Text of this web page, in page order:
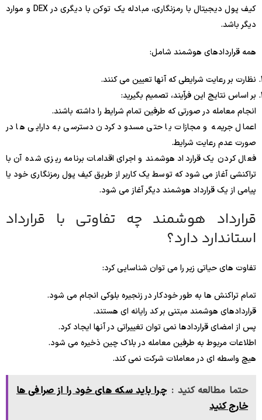
کیف پول دیجیتال با رمزنگاری، مبادله یک توکن با دیگری در DEX و موارد
دیگر باشد.
همه قراردادهای هوشمند شامل:
نظارت بر رعایت شرایطی که آنها تعیین می کنند.
بر اساس نتایج این فرآیند، تصمیم بگیرید:
انجام معامله در صورتی که طرفین تمام شرایط را داشته باشند.
اعمال جریمه و مجازات یا حتی مسدود کردن دسترسی به دارایی ها در
صورت عدم رعایت شرایط.
فعال کردن یک قرارداد هوشمند و اجرای اقدامات برنامه ریزی شده آن با
تراکنشی آغاز می شود که توسط یک کاربر از طریق کیف پول رمزنگاری خود یا
پیامی از یک قرارداد هوشمند دیگر آغاز می شود.
قرارداد هوشمند چه تفاوتی با قرارداد
استاندارد دارد؟
تفاوت های حیاتی زیر را می توان شناسایی کرد:
تمام تراکنش ها به طور خودکار در زنجیره بلوکی انجام می شود.
قراردادهای هوشمند مبتنی بر کد رایانه ای هستند.
پس از امضای قراردادها نمی توان تغییراتی در آنها ایجاد کرد.
اطلاعات مربوط به طرفین معامله در بلاک چین ذخیره می شود.
هیچ واسطه ای در معاملات شرکت نمی کند.
حتما مطالعه کنید : چرا باید سکه های خود را از صرافی ها
خارج کنید